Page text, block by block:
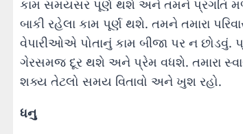
કામ સમયસર પૂર્ણ થશે અને તમને પ્રગતિ
બાકી રહેલા કામ પૂર્ણ થશે. તમને તમારા
વેપારીઓએ પોતાનું કામ બીજા પર ન
ગેરસમજ દૂર થશે અને પ્રેમ વધશે. તમારા
શક્ય તેટલો સમય વિતાવો અને ખુશ રહો.
ધનુ